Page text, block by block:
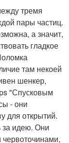
тремя
пары частиц.
а значит,
гладкое
там некоей
шенкер,
"Спусковым
- они
для открытий.
за идею. Они